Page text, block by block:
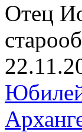
Отец